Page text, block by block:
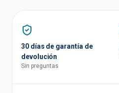
30 días de garantía de
devolución
Sin preguntas